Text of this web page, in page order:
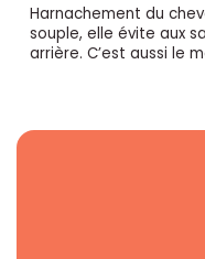
Harnachement du
souple, elle évite aux
arrière. C’est aussi le